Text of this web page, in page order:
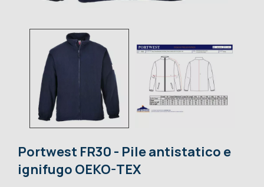
Portwest FR30 - Pile antistatico e
ignifugo OEKO-TEX